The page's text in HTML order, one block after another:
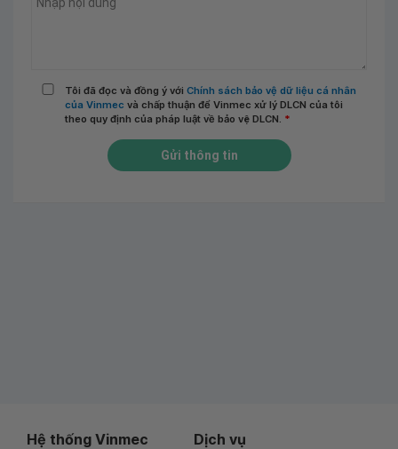
Tôi đã đọc và đồng ý với Chính sách bảo vệ dữ liệu cá nhân
của Vinmec và chấp thuận để Vinmec xử lý DLCN của tôi
theo quy định của pháp luật về bảo vệ DLCN. *
Gửi thông tin
Hệ thống Vinmec Dịch vụ